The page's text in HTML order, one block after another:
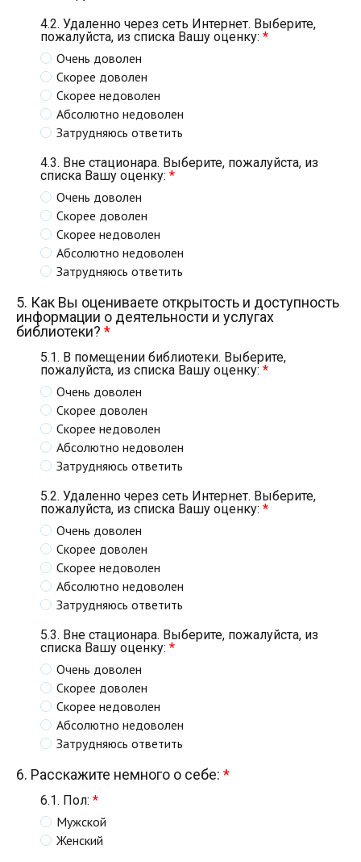
4.2. Удаленно через сеть Интернет. Выберите,
пожалуйста, из списка Вашу оценку: *
Очень доволен
Скорее доволен
Скорее недоволен
Абсолютно недоволен
Затрудняюсь ответить
4.3. Вне стационара. Выберите, пожалуйста, из
списка Вашу оценку: *
Очень доволен
Скорее доволен
Скорее недоволен
Абсолютно недоволен
Затрудняюсь ответить
5. Как Вы оцениваете открытость и доступность
информации о деятельности и услугах
библиотеки? *
5.1. В помещении библиотеки. Выберите,
пожалуйста, из списка Вашу оценку: *
Очень доволен
Скорее доволен
Скорее недоволен
Абсолютно недоволен
Затрудняюсь ответить
5.2. Удаленно через сеть Интернет. Выберите,
пожалуйста, из списка Вашу оценку: *
Очень доволен
Скорее доволен
Скорее недоволен
Абсолютно недоволен
Затрудняюсь ответить
5.3. Вне стационара. Выберите, пожалуйста, из
списка Вашу оценку: *
Очень доволен
Скорее доволен
Скорее недоволен
Абсолютно недоволен
Затрудняюсь ответить
6. Расскажите немного о себе: *
6.1. Пол: *
Мужской
Женский